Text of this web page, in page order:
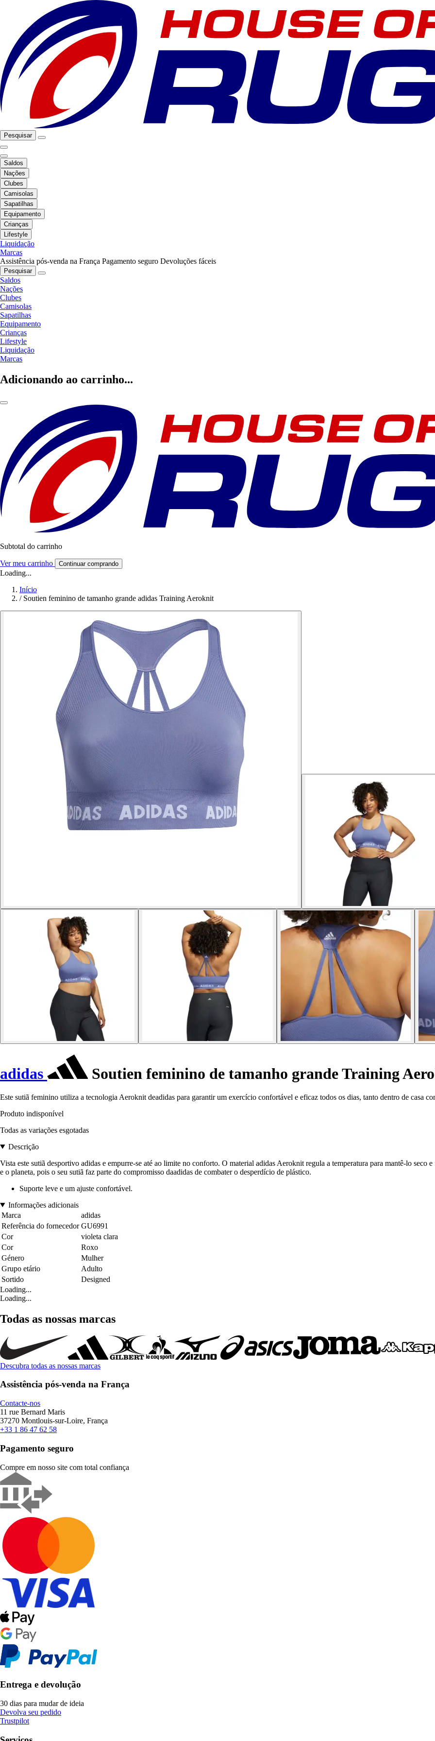
Pesquisar
Saldos
Nações
Clubes
Camisolas
Sapatilhas
Equipamento
Crianças
Lifestyle
Liquidação
Marcas
Assistência pós-venda na França Pagamento seguro Devoluções fáceis
Pesquisar
Saldos
Nações
Clubes
Camisolas
Sapatilhas
Equipamento
Crianças
Lifestyle
Liquidação
Marcas
Adicionando ao carrinho...
Subtotal do carrinho
Ver meu carrinho Continuar comprando
Loading...
Início
/ Soutien feminino de tamanho grande adidas Training Aeroknit
adidas Soutien feminino de tamanho grande Training
Este sutiã feminino utiliza a tecnologia Aeroknit deadidas para garantir um exercício confortável e eficaz todos os dias, tanto dentro de casa
Produto indisponível
Todas as variações esgotadas
Descrição
Vista este sutiã desportivo adidas e empurre-se até ao limite no conforto. O material adidas Aeroknit regula a temperatura para mantê-lo seco
e o planeta, pois o seu sutiã faz parte do compromisso daadidas de combater o desperdício de plástico.
Suporte leve e um ajuste confortável.
Informações adicionais
Marca
adidas
Referência do fornecedor GU6991
Cor
violeta clara
Cor
Roxo
Género
Mulher
Grupo etário
Adulto
Sortido
Designed
Loading...
Loading...
Todas as nossas marcas
Descubra todas as nossas marcas
Assistência pós-venda na França
Contacte-nos
11 rue Bernard Maris
37270 Montlouis-sur-Loire, França
+33 1 86 47 62 58
Pagamento seguro
Compre em nosso site com total confiança
Entrega e devolução
30 dias para mudar de ideia
Devolva seu pedido
Trustpilot